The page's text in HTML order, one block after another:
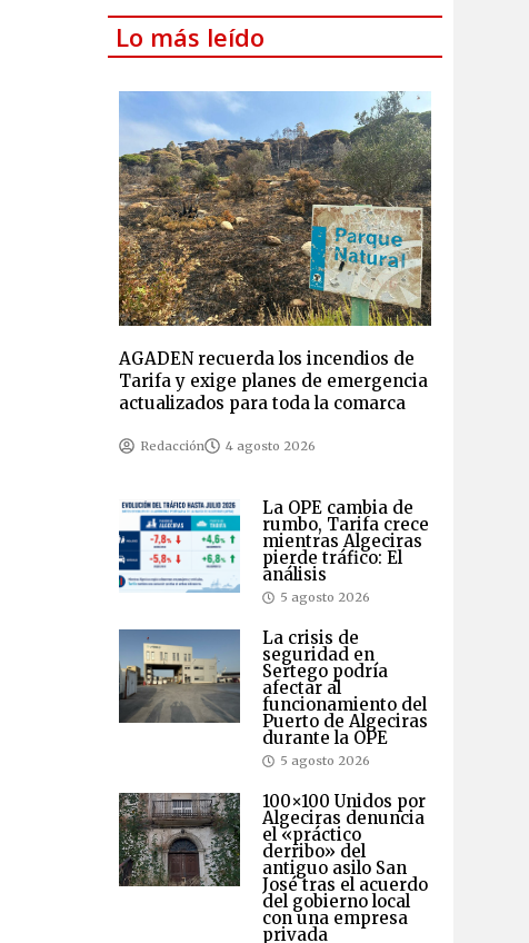
Lo más leído
AGADEN recuerda los incendios de
Tarifa y exige planes de emergencia
actualizados para toda la comarca
Redacción 4 agosto 2026
La OPE cambia de
rumbo, Tarifa crece
mientras Algeciras
pierde tráfico: El
análisis
5 agosto 2026
La crisis de
seguridad en
Sertego podría
afectar al
funcionamiento del
Puerto de Algeciras
durante la OPE
5 agosto 2026
100×100 Unidos por
Algeciras denuncia
el «práctico
derribo» del
antiguo asilo San
José tras el acuerdo
del gobierno local
con una empresa
privada